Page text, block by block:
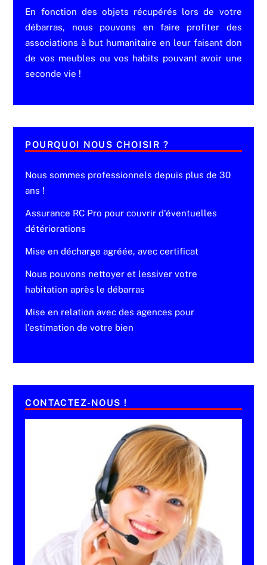
En fonction des objets récupérés lors de votre
débarras, nous pouvons en faire profiter des
associations à but humanitaire en leur faisant don
de vos meubles ou vos habits pouvant avoir une
seconde vie !
POURQUOI NOUS CHOISIR ?
Nous sommes professionnels depuis plus de 30
ans !
Assurance RC Pro pour couvrir d'éventuelles
détériorations
Mise en décharge agréée, avec certificat
Nous pouvons nettoyer et lessiver votre
habitation après le débarras
Mise en relation avec des agences pour
l'estimation de votre bien
CONTACTEZ-NOUS !